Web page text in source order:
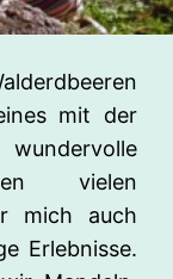
mit der
vielen
mich auch
Erlebnisse.